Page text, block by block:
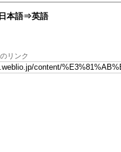
日本語⇒英語
リンク